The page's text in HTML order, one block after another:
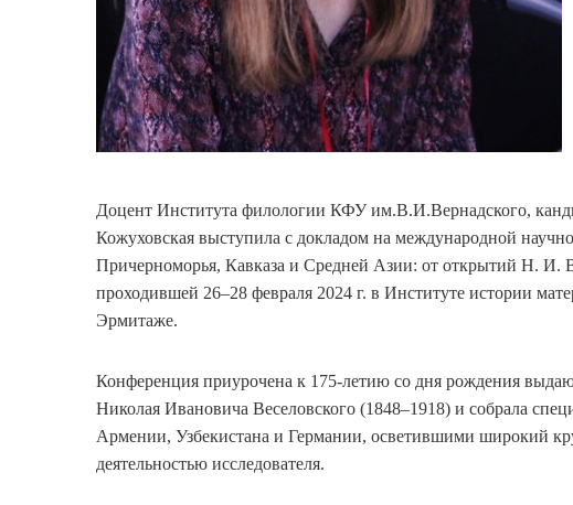
Доцент Института филологии КФУ им.В.И.Вернадского,
Кожуховская выступила с докладом на международной
Причерноморья, Кавказа и Средней Азии: от открытий Н. И.
проходившей 26–28 февраля 2024 г. в Институте истории
Эрмитаже.
Конференция приурочена к 175-летию со дня рождения
Николая Ивановича Веселовского (1848–1918) и собрала
Армении, Узбекистана и Германии, осветившими широкий
деятельностью исследователя.